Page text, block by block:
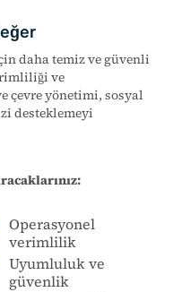
daha temiz ve güvenli
ve
çevre yönetimi, sosyal
desteklemeyi
Operasyonel
verimlilik
Uyumluluk ve
güvenlik